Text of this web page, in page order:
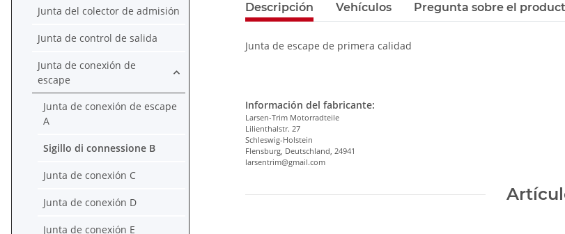
Descripción Vehículos Pregunta sobre el
Junta de escape de primera calidad
Información del fabricante:
Larsen-Trim Motorradteile
Lilienthalstr. 27
Schleswig-Holstein
Flensburg, Deutschland, 24941
larsentrim@gmail.com
Junta del colector de admisión
Junta de control de salida
Junta de conexión de
escape
Junta de conexión de escape
A
Sigillo di connessione B
Junta de conexión C
Junta de conexión D
Junta de conexión E